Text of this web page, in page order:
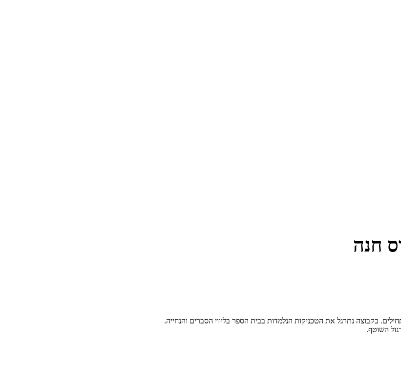
חנה
בקבוצה נתרגל את הטכניקות הנלמדות בבית הספר בליווי הסברים והנחייה.
השוטף.